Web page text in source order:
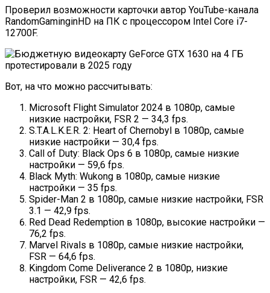
Проверил возможности карточки автор YouTube-канала
RandomGaminginHD на ПК с процессором Intel Core i7-
12700F.
Вот, на что можно рассчитывать:
Microsoft Flight Simulator 2024 в 1080p, самые
низкие настройки, FSR 2 — 34,3 fps.
S.T.A.L.K.E.R. 2: Heart of Chernobyl в 1080p, самые
низкие настройки — 30,4 fps.
Call of Duty: Black Ops 6 в 1080p, самые низкие
настройки — 59,6 fps.
Black Myth: Wukong в 1080p, самые низкие
настройки — 35 fps.
Spider-Man 2 в 1080p, самые низкие настройки, FSR
3.1 — 42,9 fps.
Red Dead Redemption в 1080p, высокие настройки —
76,2 fps.
Marvel Rivals в 1080p, самые низкие настройки,
FSR — 64,6 fps.
Kingdom Come Deliverance 2 в 1080p, низкие
настройки, FSR — 42,6 fps.